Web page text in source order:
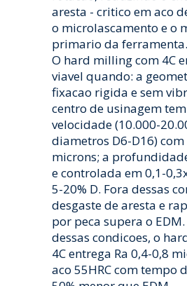
aresta - critico em aco
o microlascamento e o
primario da ferramenta.
O hard milling com 4C
viavel quando: a
fixacao rigida e sem
centro de usinagem
velocidade (10.000-
diametros D6-D16)
microns; a
e controlada em 0,1-
5-20% D. Fora dessas
desgaste de aresta e
por peca supera o
dessas condicoes, o
4C entrega Ra 0,4-0,8
aco 55HRC com tempo